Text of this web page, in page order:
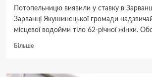
Потопельницю виявили у ставку в
Зарванці Якушинецької громади
місцевої водойми тіло 62-річної жінки.
БільшеДокладніше
Вінниччині